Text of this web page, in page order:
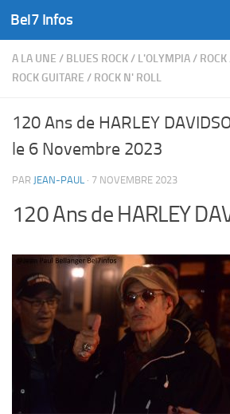
Skip to content
Bel7 Infos
A LA UNE / BLUES ROCK/ L'OLYMPIA/ ROCK
ROCK GUITARE / ROCK N' ROLL
120 Ans de HARLEY
le 6 Novembre 2023
PAR JEAN-PAUL · 7 NOVEMBRE 2023
120 Ans de HARLEY